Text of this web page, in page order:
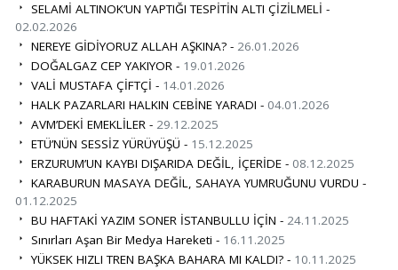
SELAMİ ALTINOK’UN YAPTIĞI TESPİTİN ALTI ÇİZİLMELİ -
02.02.2026
NEREYE GİDİYORUZ ALLAH AŞKINA? - 26.01.2026
DOĞALGAZ CEP YAKIYOR - 19.01.2026
VALİ MUSTAFA ÇİFTÇİ - 14.01.2026
HALK PAZARLARI HALKIN CEBİNE YARADI - 04.01.2026
AVM’DEKİ EMEKLİLER - 29.12.2025
ETÜ’NÜN SESSİZ YÜRÜYÜŞÜ - 15.12.2025
ERZURUM’UN KAYBI DIŞARIDA DEĞİL, İÇERİDE - 08.12.2025
KARABURUN MASAYA DEĞİL, SAHAYA YUMRUĞUNU VURDU -
01.12.2025
BU HAFTAKİ YAZIM SONER İSTANBULLU İÇİN - 24.11.2025
Sınırları Aşan Bir Medya Hareketi - 16.11.2025
YÜKSEK HIZLI TREN BAŞKA BAHARA MI KALDI? - 10.11.2025